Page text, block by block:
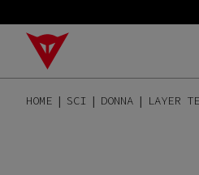
HOME SCI DONNA LAYER